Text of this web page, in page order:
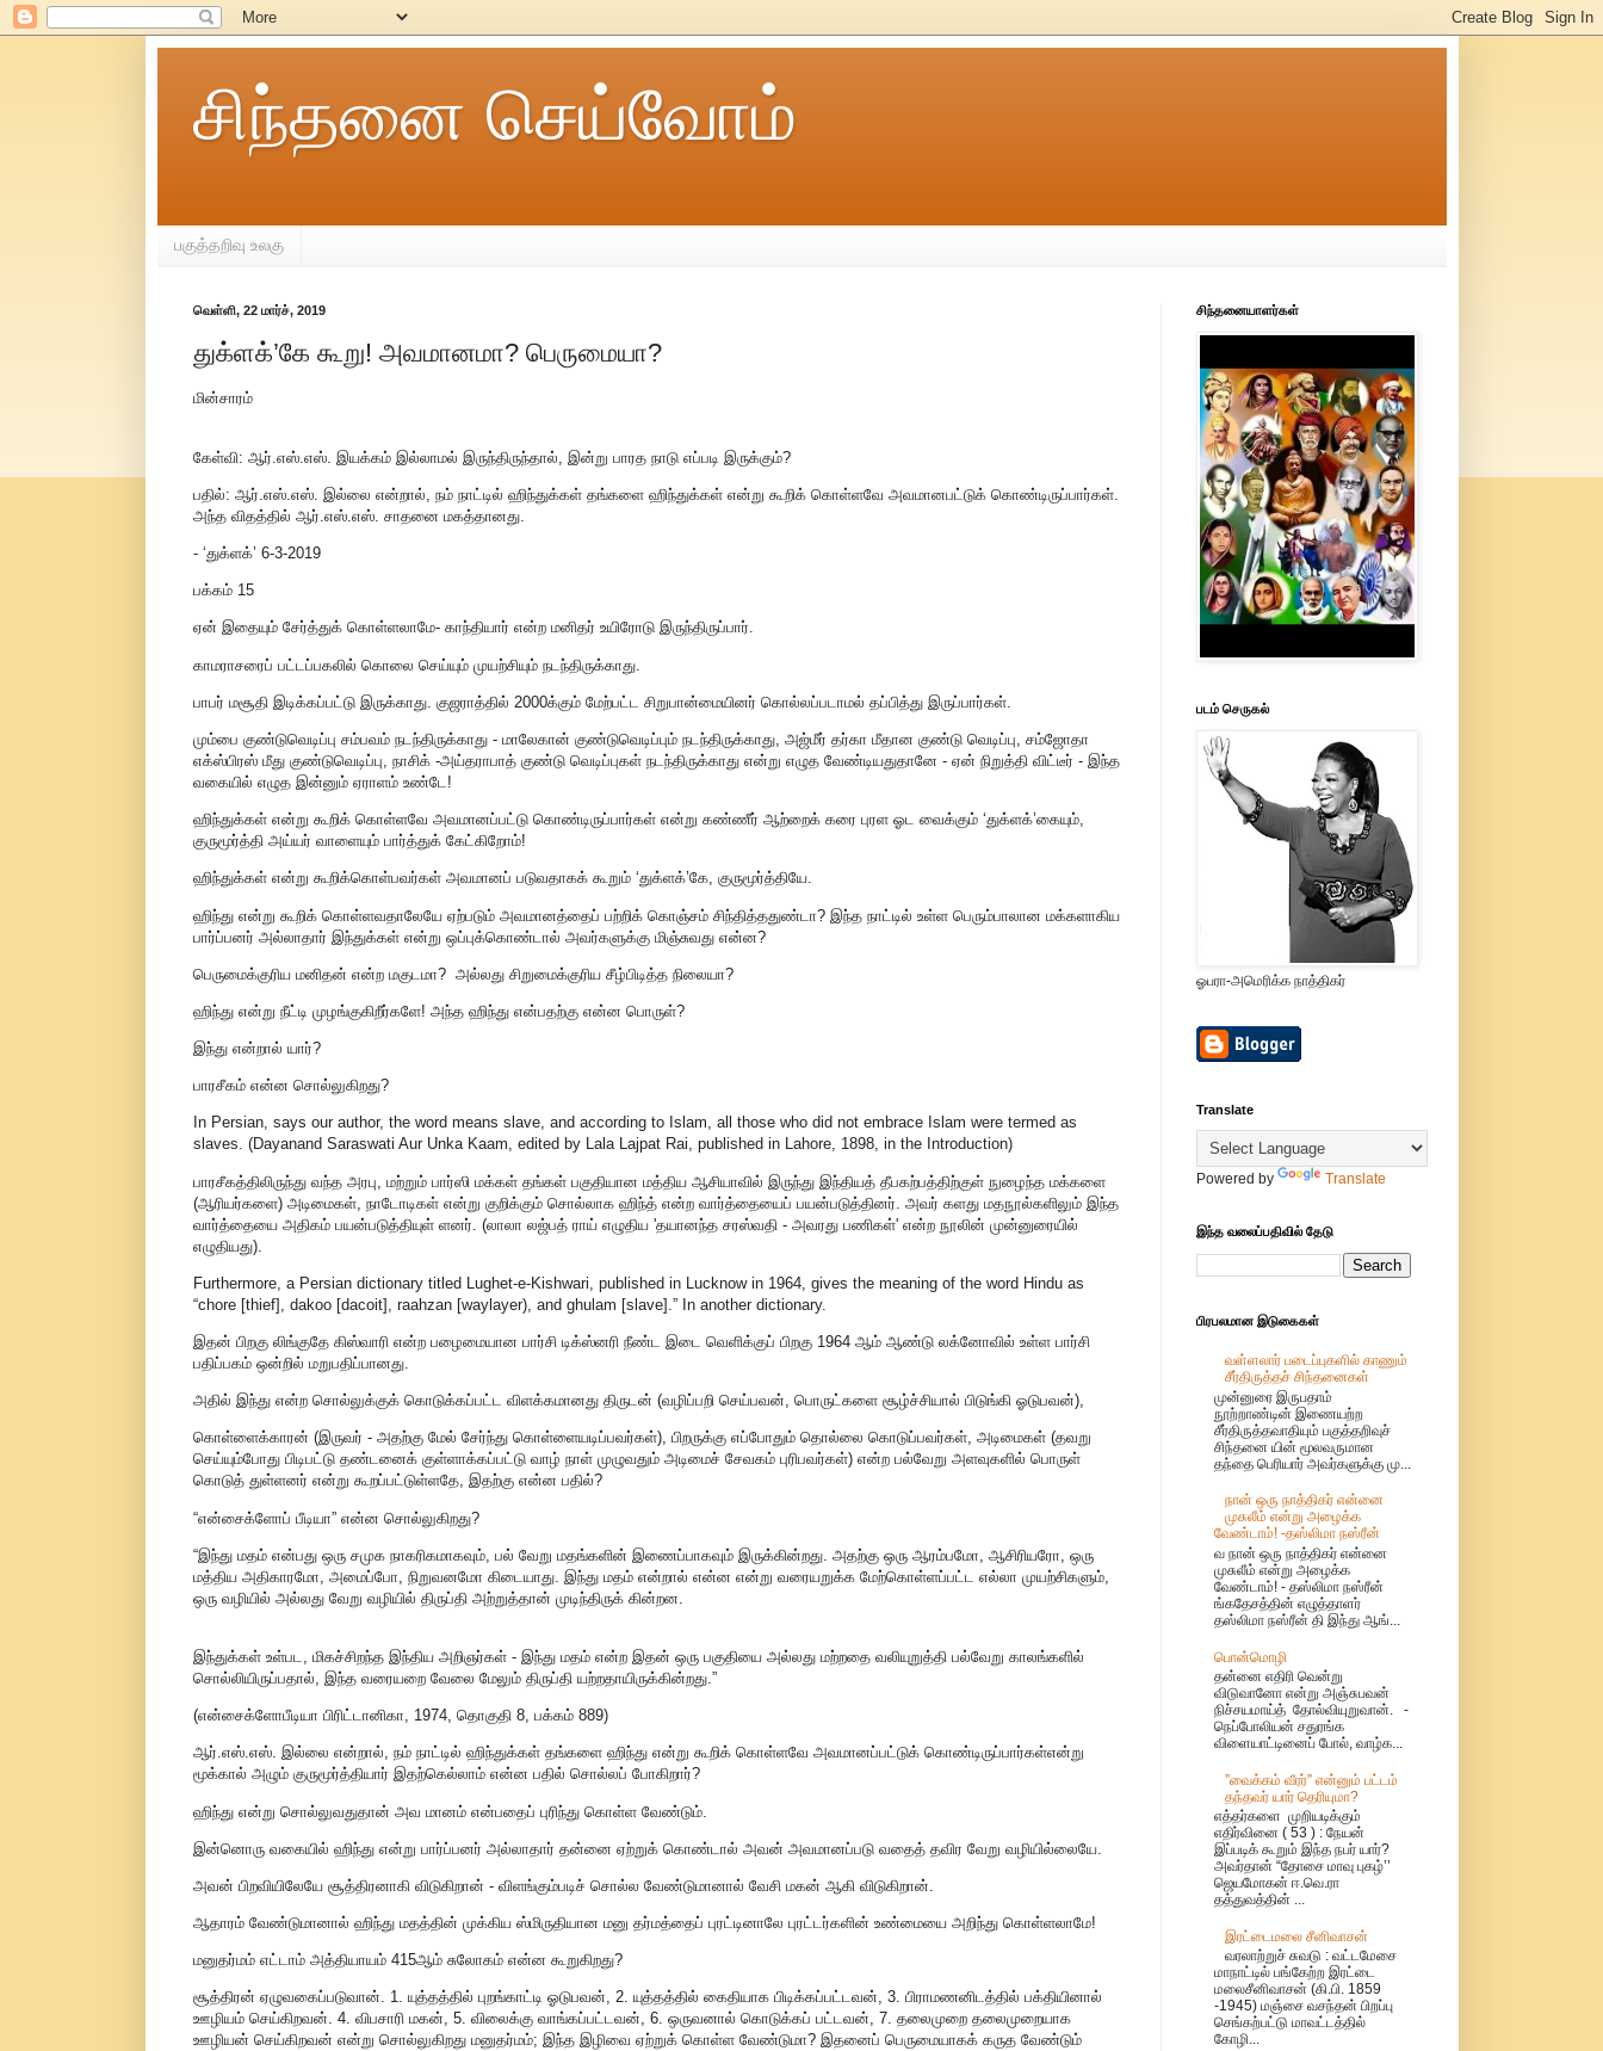
சிந்தனை செய்வோம்
பகுத்தறிவு உலகு
வெள்ளி, 22 மார்ச், 2019
துக்ளக்’கே கூறு! அவமானமா? பெருமையா?
மின்சாரம்
கேள்வி: ஆர்.எஸ்.எஸ். இயக்கம் இல்லாமல் இருந்திருந்தால், இன்று பாரத நாடு எப்படி இருக்கும்?
பதில்: ஆர்.எஸ்.எஸ். இல்லை என்றால், நம் நாட்டில் ஹிந்துக்கள் தங்களை ஹிந்துக்கள் என்று கூறிக் கொள்ளவே அவமானபட்டுக் கொண்டிருப்பார்கள்.
அந்த விதத்தில் ஆர்.எஸ்.எஸ். சாதனை மகத்தானது.
- ‘துக்ளக்’ 6-3-2019
பக்கம் 15
ஏன் இதையும் சேர்த்துக் கொள்ளலாமே- காந்தியார் என்ற மனிதர் உயிரோடு இருந்திருப்பார்.
காமராசரைப் பட்டப்பகலில் கொலை செய்யும் முயற்சியும் நடந்திருக்காது.
பாபர் மசூதி இடிக்கப்பட்டு இருக்காது. குஜராத்தில் 2000க்கும் மேற்பட்ட சிறுபான்மையினர் கொல்லப்படாமல் தப்பித்து இருப்பார்கள்.
மும்பை குண்டுவெடிப்பு சம்பவம் நடந்திருக்காது - மாலேகான் குண்டுவெடிப்பும் நடந்திருக்காது, அஜ்மீர் தர்கா மீதான குண்டு வெடிப்பு, சம்ஜோதா
எக்ஸ்பிரஸ் மீது குண்டுவெடிப்பு, நாசிக் -அய்தராபாத் குண்டு வெடிப்புகள் நடந்திருக்காது என்று எழுத வேண்டியதுதானே - ஏன் நிறுத்தி விட்டீர் - இந்த
வகையில் எழுத இன்னும் ஏராளம் உண்டே!
ஹிந்துக்கள் என்று கூறிக் கொள்ளவே அவமானப்பட்டு கொண்டிருப்பார்கள் என்று கண்ணீர் ஆற்றைக் கரை புரள ஓட வைக்கும் ‘துக்ளக்’கையும்,
குருமூர்த்தி அய்யர் வாளையும் பார்த்துக் கேட்கிறோம்!
ஹிந்துக்கள் என்று கூறிக்கொள்பவர்கள் அவமானப் படுவதாகக் கூறும் ‘துக்ளக்’கே, குருமூர்த்தியே.
ஹிந்து என்று கூறிக் கொள்ளவதாலேயே ஏற்படும் அவமானத்தைப் பற்றிக் கொஞ்சம் சிந்தித்ததுண்டா? இந்த நாட்டில் உள்ள பெரும்பாலான மக்களாகிய
பார்ப்பனர் அல்லாதார் இந்துக்கள் என்று ஒப்புக்கொண்டால் அவர்களுக்கு மிஞ்சுவது என்ன?
பெருமைக்குரிய மனிதன் என்ற மகுடமா? அல்லது சிறுமைக்குரிய சீழ்பிடித்த நிலையா?
ஹிந்து என்று நீட்டி முழங்குகிறீர்களே! அந்த ஹிந்து என்பதற்கு என்ன பொருள்?
இந்து என்றால் யார்?
பாரசீகம் என்ன சொல்லுகிறது?
In Persian, says our author, the word means slave, and according to Islam, all those who did not embrace Islam were termed as
slaves. (Dayanand Saraswati Aur Unka Kaam, edited by Lala Lajpat Rai, published in Lahore, 1898, in the Introduction)
பாரசீகத்திலிருந்து வந்த அரபு, மற்றும் பார்ஸி மக்கள் தங்கள் பகுதியான மத்திய ஆசியாவில் இருந்து இந்தியத் தீபகற்பத்திற்குள் நுழைந்த மக்களை
(ஆரியர்களை) அடிமைகள், நாடோடிகள் என்று குறிக்கும் சொல்லாக ஹிந்த் என்ற வார்த்தையைப் பயன்படுத்தினர். அவர் களது மதநூல்களிலும் இந்த
வார்த்தையை அதிகம் பயன்படுத்தியுள் ளனர். (லாலா லஜ்பத் ராய் எழுதிய 'தயானந்த சரஸ்வதி - அவரது பணிகள்' என்ற நூலின் முன்னுரையில்
எழுதியது).
Furthermore, a Persian dictionary titled Lughet-e-Kishwari, published in Lucknow in 1964, gives the meaning of the word Hindu as
“chore [thief], dakoo [dacoit], raahzan [waylayer), and ghulam [slave].” In another dictionary.
இதன் பிறகு லிங்குதே கிஸ்வாரி என்ற பழைமையான பார்சி டிக்ஸ்னரி நீண்ட இடை வெளிக்குப் பிறகு 1964 ஆம் ஆண்டு லக்னோவில் உள்ள பார்சி
பதிப்பகம் ஒன்றில் மறுபதிப்பானது.
அதில் இந்து என்ற சொல்லுக்குக் கொடுக்கப்பட்ட விளக்கமானது திருடன் (வழிப்பறி செய்பவன், பொருட்களை சூழ்ச்சியால் பிடுங்கி ஓடுபவன்),
கொள்ளைக்காரன் (இருவர் - அதற்கு மேல் சேர்ந்து கொள்ளையடிப்பவர்கள்), பிறருக்கு எப்போதும் தொல்லை கொடுப்பவர்கள், அடிமைகள் (தவறு
செய்யும்போது பிடிபட்டு தண்டனைக் குள்ளாக்கப்பட்டு வாழ் நாள் முழுவதும் அடிமைச் சேவகம் புரிபவர்கள்) என்ற பல்வேறு அளவுகளில் பொருள்
கொடுத் துள்ளனர் என்று கூறப்பட்டுள்ளதே, இதற்கு என்ன பதில்?
“என்சைக்ளோப் பீடியா” என்ன சொல்லுகிறது?
“இந்து மதம் என்பது ஒரு சமுக நாகரிகமாகவும், பல் வேறு மதங்களின் இணைப்பாகவும் இருக்கின்றது. அதற்கு ஒரு ஆரம்பமோ, ஆசிரியரோ, ஒரு
மத்திய அதிகாரமோ, அமைப்போ, நிறுவனமோ கிடையாது. இந்து மதம் என்றால் என்ன என்று வரையறுக்க மேற்கொள்ளப்பட்ட எல்லா முயற்சிகளும்,
ஒரு வழியில் அல்லது வேறு வழியில் திருப்தி அற்றுத்தான் முடிந்திருக் கின்றன.
இந்துக்கள் உள்பட, மிகச்சிறந்த இந்திய அறிஞர்கள் - இந்து மதம் என்ற இதன் ஒரு பகுதியை அல்லது மற்றதை வலியுறுத்தி பல்வேறு காலங்களில்
சொல்லியிருப்பதால், இந்த வரையறை வேலை மேலும் திருப்தி யற்றதாயிருக்கின்றது.”
(என்சைக்ளோபீடியா பிரிட்டானிகா, 1974, தொகுதி 8, பக்கம் 889)
ஆர்.எஸ்.எஸ். இல்லை என்றால், நம் நாட்டில் ஹிந்துக்கள் தங்களை ஹிந்து என்று கூறிக் கொள்ளவே அவமானப்பட்டுக் கொண்டிருப்பார்கள்என்று
மூக்கால் அழும் குருமூர்த்தியார் இதற்கெல்லாம் என்ன பதில் சொல்லப் போகிறார்?
ஹிந்து என்று சொல்லுவதுதான் அவ மானம் என்பதைப் புரிந்து கொள்ள வேண்டும்.
இன்னொரு வகையில் ஹிந்து என்று பார்ப்பனர் அல்லாதார் தன்னை ஏற்றுக் கொண்டால் அவன் அவமானப்படு வதைத் தவிர வேறு வழியில்லையே.
அவன் பிறவியிலேயே சூத்திரனாகி விடுகிறான் - விளங்கும்படிச் சொல்ல வேண்டுமானால் வேசி மகன் ஆகி விடுகிறான்.
ஆதாரம் வேண்டுமானால் ஹிந்து மதத்தின் முக்கிய ஸ்மிருதியான மனு தர்மத்தைப் புரட்டினாலே புரட்டர்களின் உண்மையை அறிந்து கொள்ளலாமே!
மனுதர்மம் எட்டாம் அத்தியாயம் 415ஆம் சுலோகம் என்ன கூறுகிறது?
சூத்திரன் ஏழுவகைப்படுவான். 1. யுத்தத்தில் புறங்காட்டி ஓடுபவன், 2. யுத்தத்தில் கைதியாக பிடிக்கப்பட்டவன், 3. பிராமணனிடத்தில் பக்தியினால்
ஊழியம் செய்கிறவன். 4. விபசாரி மகன், 5. விலைக்கு வாங்கப்பட்டவன், 6. ஒருவனால் கொடுக்கப் பட்டவன், 7. தலைமுறை தலைமுறையாக
ஊழியன் செய்கிறவன் என்று சொல்லுகிறது மனுதர்மம்; இந்த இழிவை ஏற்றுக் கொள்ள வேண்டுமா? இதனைப் பெருமையாகக் கருத வேண்டும்
சிந்தனையாளர்கள்
படம் செருகல்
ஓபரா-அமெரிக்க நாத்திகர்
Translate
Powered by Translate
இந்த வலைப்பதிவில் தேடு
பிரபலமான இடுகைகள்
வள்ளலார் படைப்புகளில் காணும்
சீர்திருத்தச் சிந்தனைகள்
முன்னுரை இருபதாம்
நூற்றாண்டின் இணையற்ற
சீர்திருத்தவாதியும் பகுத்தறிவுச்
சிந்தனை யின் மூலவருமான
தந்தை பெரியார் அவர்களுக்கு மு...
நான் ஒரு நாத்திகர் என்னை
முசுலீம் என்று அழைக்க
வேண்டாம்! -தஸ்லிமா நஸ்ரீன்
வ நான் ஒரு நாத்திகர் என்னை
முசுலீம் என்று அழைக்க
வேண்டாம்! - தஸ்லிமா நஸ்ரீன்
ங்கதேசத்தின் எழுத்தாளர்
தஸ்லிமா நஸ்ரீன் தி இந்து ஆங்...
பொன்மொழி
தன்னை எதிரி வென்று
விடுவானோ என்று அஞ்சுபவன்
நிச்சயமாய்த் தோல்வியுறுவான். -
நெப்போலியன் சதுரங்க
விளையாட்டினைப் போல், வாழ்க...
”வைக்கம் வீரர்” என்னும் பட்டம்
தந்தவர் யார் தெரியுமா?
எத்தர்களை முறியடிக்கும்
எதிர்வினை ( 53 ) : நேயன்
இப்படிக் கூறும் இந்த நபர் யார்?
அவர்தான் “தோசை மாவு புகழ்’’
ஜெயமோகன் ஈ.வெ.ரா
தத்துவத்தின் ...
இரட்டைமலை சீனிவாசன்
வரலாற்றுச் சுவடு : வட்டமேசை
மாநாட்டில் பங்கேற்ற இரட்டை
மலைசீனிவாசன் (கி.பி. 1859
-1945) மஞ்சை வசந்தன் பிறப்பு
செங்கற்பட்டு மாவட்டத்தில்
கோழி...